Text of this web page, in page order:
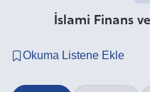
İslami Finans